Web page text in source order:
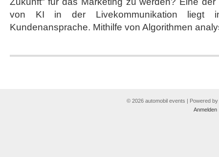
für
das
Marketing?
von KI in der Livekommunikation liegt
Kundenansprache. Mithilfe von Algorithmen
© 2026 automobil events | Powered by
Anmelden|